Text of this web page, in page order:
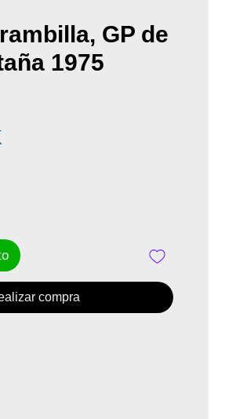
GP de
1975
compra